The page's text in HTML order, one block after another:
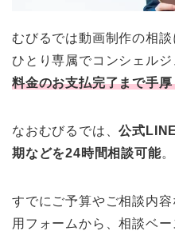
むびるでは動画制作の相
ひとり専属でコンシェル
料金のお支払完了まで手
なおむびるでは、公式
期などを24時間相談可能。
すでにご予算やご相談内
用フォームから、相談ベ